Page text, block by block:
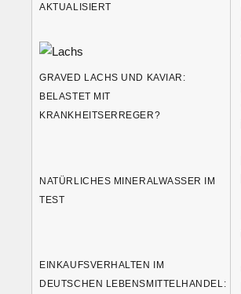
AKTUALISIERT
GRAVED LACHS UND KAVIAR:
BELASTET MIT
KRANKHEITSERREGER?
NATÜRLICHES MINERALWASSER IM
TEST
EINKAUFSVERHALTEN IM
DEUTSCHEN LEBENSMITTELHANDEL: